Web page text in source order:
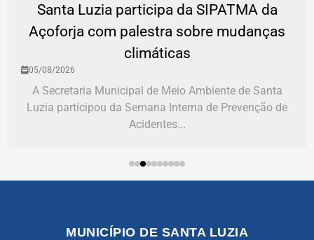
Santa Luzia participa da SIPATMA da
Açoforja com palestra sobre mudanças
climáticas
05/08/2026
A Secretaria Municipal de Meio Ambiente de Santa
Luzia participou da Semana Interna de Prevenção de
Acidentes...
MUNICÍPIO DE SANTA LUZIA